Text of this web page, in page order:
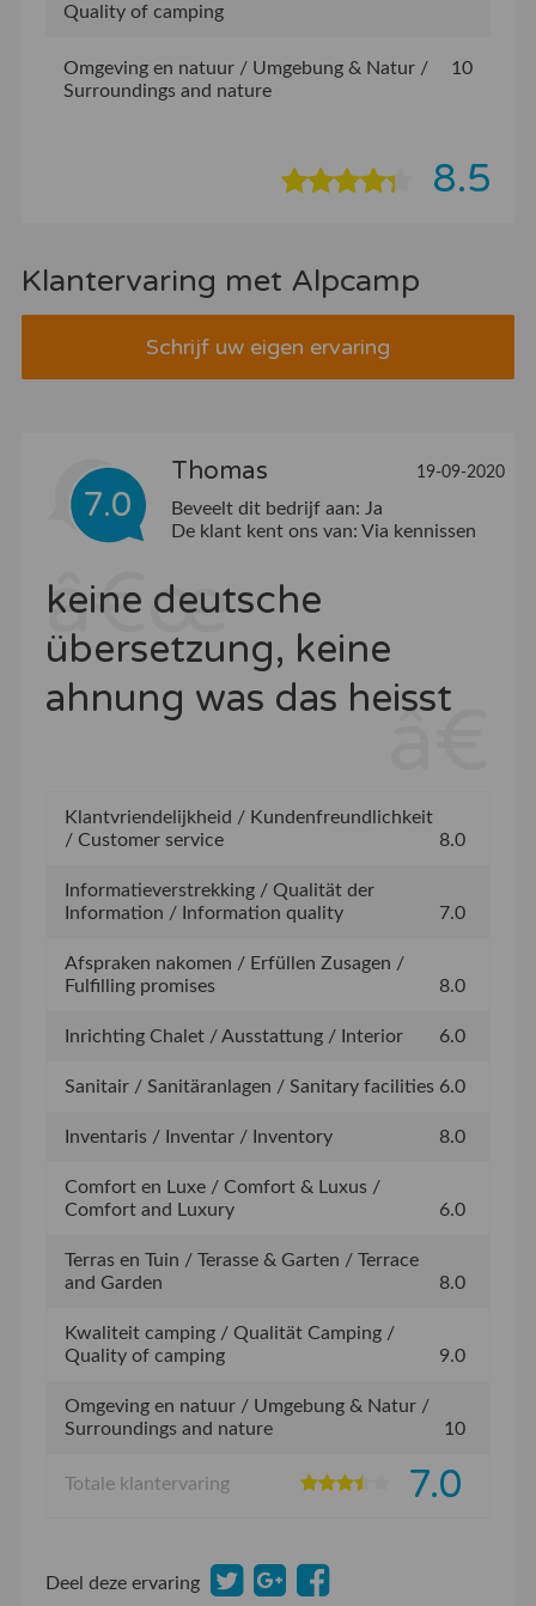
Quality of camping
Omgeving en natuur / Umgebung & Natur /
Surroundings and nature
10
8.5
Klantervaring met Alpcamp
Schrijf uw eigen ervaring
7.0
Thomas 19-09-2020
Beveelt dit bedrijf aan: Ja
De klant kent ons van: Via kennissen
keine deutsche
übersetzung, keine
ahnung was das heisst
Klantvriendelijkheid / Kundenfreundlichkeit
/ Customer service
8.0
Informatieverstrekking / Qualität der
Information / Information quality
7.0
Afspraken nakomen / Erfüllen Zusagen /
Fulfilling promises
8.0
Inrichting Chalet / Ausstattung / Interior 6.0
Sanitair / Sanitäranlagen / Sanitary facilities 6.0
Inventaris / Inventar / Inventory 8.0
Comfort en Luxe / Comfort & Luxus /
Comfort and Luxury
6.0
Terras en Tuin / Terasse & Garten / Terrace
and Garden
8.0
Kwaliteit camping / Qualität Camping /
Quality of camping
9.0
Omgeving en natuur / Umgebung & Natur /
Surroundings and nature
10
Totale klantervaring 7.0
Deel deze ervaring